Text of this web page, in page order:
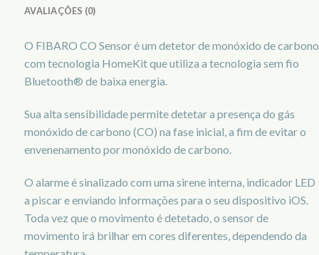
AVALIAÇÕES (0)
O FIBARO CO Sensor é um detetor de monóxido de carbono
com tecnologia HomeKit que utiliza a tecnologia sem fio
Bluetooth® de baixa energia.
Sua alta sensibilidade permite detetar a presença do gás
monóxido de carbono (CO) na fase inicial, a fim de evitar o
envenenamento por monóxido de carbono.
O alarme é sinalizado com uma sirene interna, indicador LED
a piscar e enviando informações para o seu dispositivo iOS.
Toda vez que o movimento é detetado, o sensor de
movimento irá brilhar em cores diferentes, dependendo da